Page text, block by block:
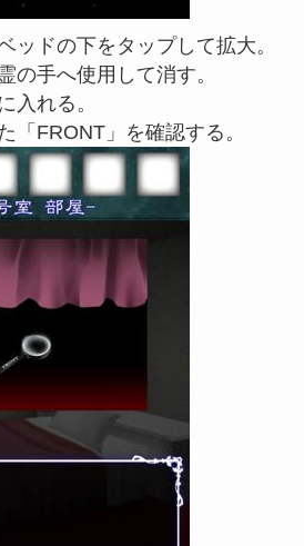
ッドの下をタップして拡大。
の手へ使用して消す。
入れる。
「FRONT」を確認する。